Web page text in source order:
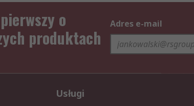
o
produktach
Adres e-mail
Usługi